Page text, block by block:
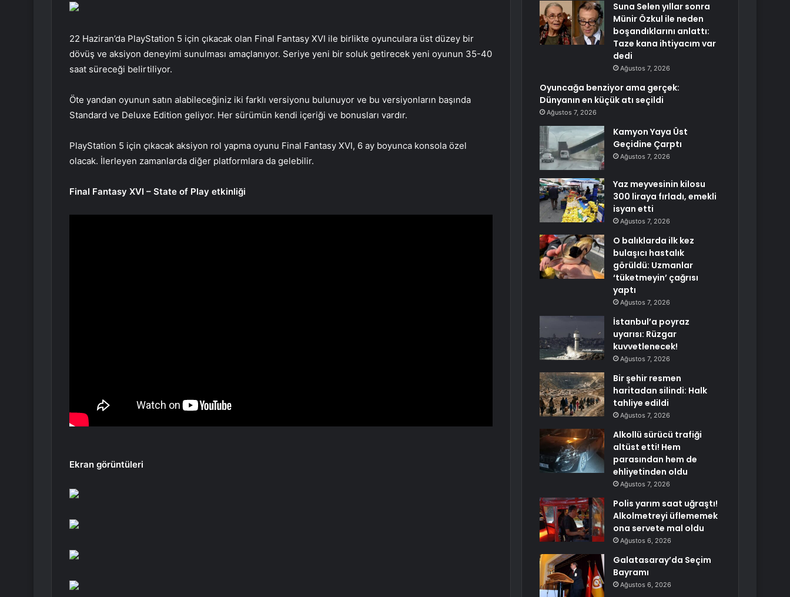
22 Haziran’da PlayStation 5 için çıkacak olan Final Fantasy XVI ile birlikte oyunculara üst düzey bir
dövüş ve aksiyon deneyimi sunulması amaçlanıyor. Seriye yeni bir soluk getirecek yeni oyunun 35-40
saat süreceği belirtiliyor.
Öte yandan oyunun satın alabileceğiniz iki farklı versiyonu bulunuyor ve bu versiyonların başında
Standard ve Deluxe Edition geliyor. Her sürümün kendi içeriği ve bonusları vardır.
PlayStation 5 için çıkacak aksiyon rol yapma oyunu Final Fantasy XVI, 6 ay boyunca konsola özel
olacak. İlerleyen zamanlarda diğer platformlara da gelebilir.
Final Fantasy XVI – State of Play etkinliği
Ekran görüntüleri
Suna Selen yıllar sonra
Münir Özkul ile neden
boşandıklarını anlattı:
Taze kana ihtiyacım var
dedi
Ağustos 7, 2026
Oyuncağa benziyor ama gerçek:
Dünyanın en küçük atı seçildi
Ağustos 7, 2026
Kamyon Yaya Üst
Geçidine Çarptı
Ağustos 7, 2026
Yaz meyvesinin kilosu
300 liraya fırladı, emekli
isyan etti
Ağustos 7, 2026
O balıklarda ilk kez
bulaşıcı hastalık
görüldü: Uzmanlar
‘tüketmeyin’ çağrısı
yaptı
Ağustos 7, 2026
İstanbul’a poyraz
uyarısı: Rüzgar
kuvvetlenecek!
Ağustos 7, 2026
Bir şehir resmen
haritadan silindi: Halk
tahliye edildi
Ağustos 7, 2026
Alkollü sürücü trafiği
altüst etti! Hem
parasından hem de
ehliyetinden oldu
Ağustos 7, 2026
Polis yarım saat uğraştı!
Alkolmetreyi üflememek
ona servete mal oldu
Ağustos 6, 2026
Galatasaray’da Seçim
Bayramı
Ağustos 6, 2026